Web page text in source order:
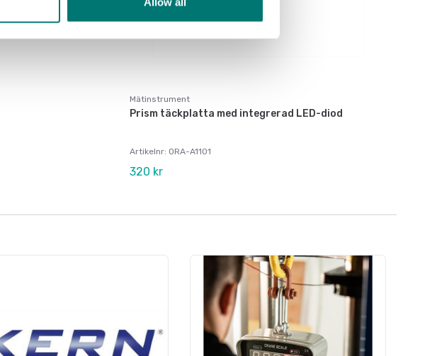
Mätinstrument
Prism täckplatta med integrerad LED-diod
Artikelnr: ORA-A1101
320 kr